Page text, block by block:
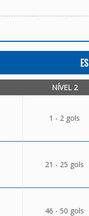
NÍVEL 2
1 - 2 gols
21 - 25 gols
46 - 50 gols